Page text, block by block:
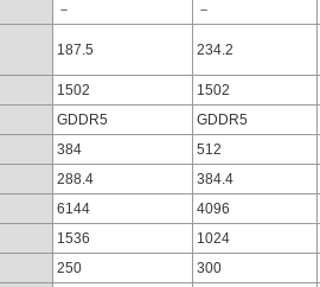
－ －
187.5 234.2
1502 1502
GDDR5 GDDR5
384 512
288.4 384.4
6144 4096
1536 1024
250 300